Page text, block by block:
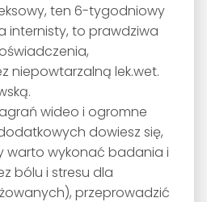
ten 6-tygodniowy
internisty, to prawdziwa
niepowtarzalną lek.wet.
wideo i ogromne
dowiesz się,
warto wykonać badania i
bólu i stresu dla
przeprowadzić